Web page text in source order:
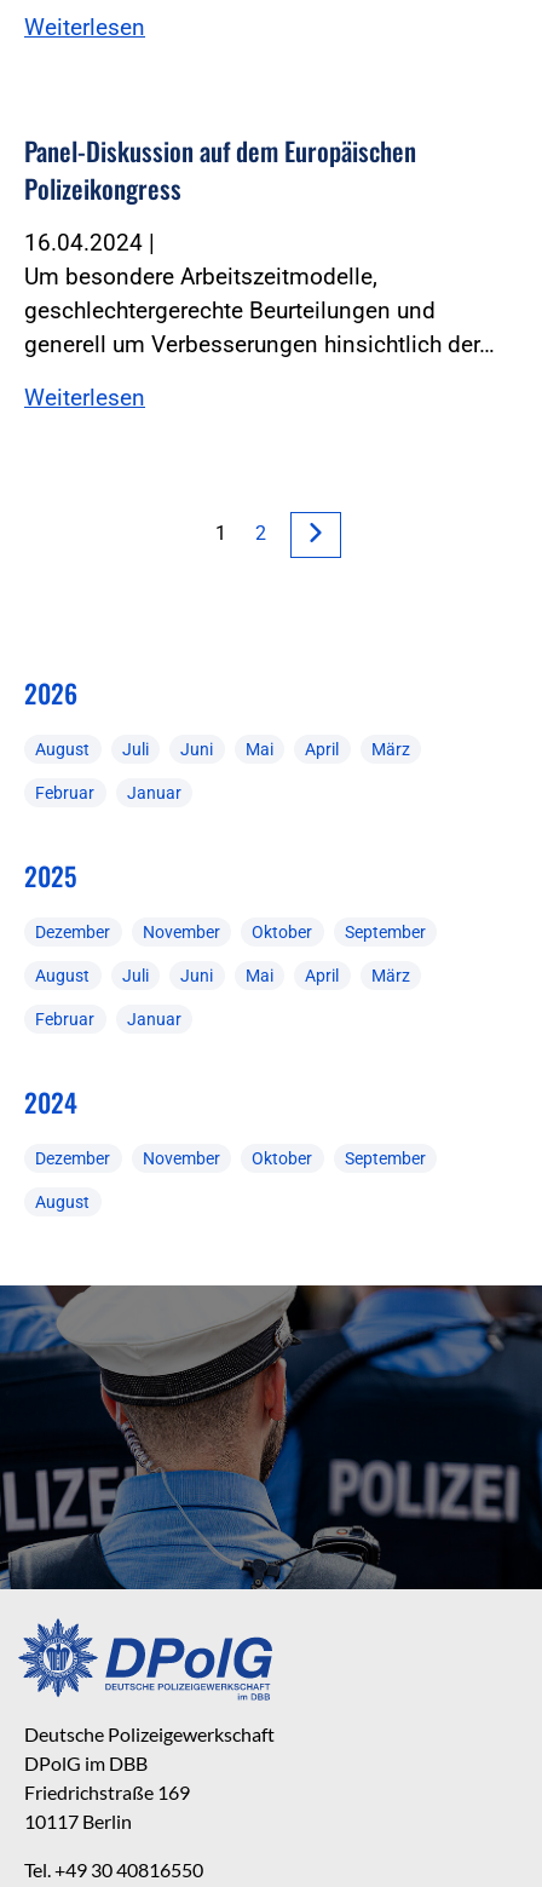
Weiterlesen
Panel-Diskussion auf dem Europäischen
Polizeikongress
16.04.2024 |
Um besondere Arbeitszeitmodelle,
geschlechtergerechte Beurteilungen und
generell um Verbesserungen hinsichtlich der…
Weiterlesen
1 2
2026
August Juli Juni Mai April März
Februar Januar
2025
Dezember November Oktober September
August Juli Juni Mai April März
Februar Januar
2024
Dezember November Oktober September
August
Deutsche Polizeigewerkschaft
DPolG im DBB
Friedrichstraße 169
10117 Berlin
Tel. +49 30 40816550